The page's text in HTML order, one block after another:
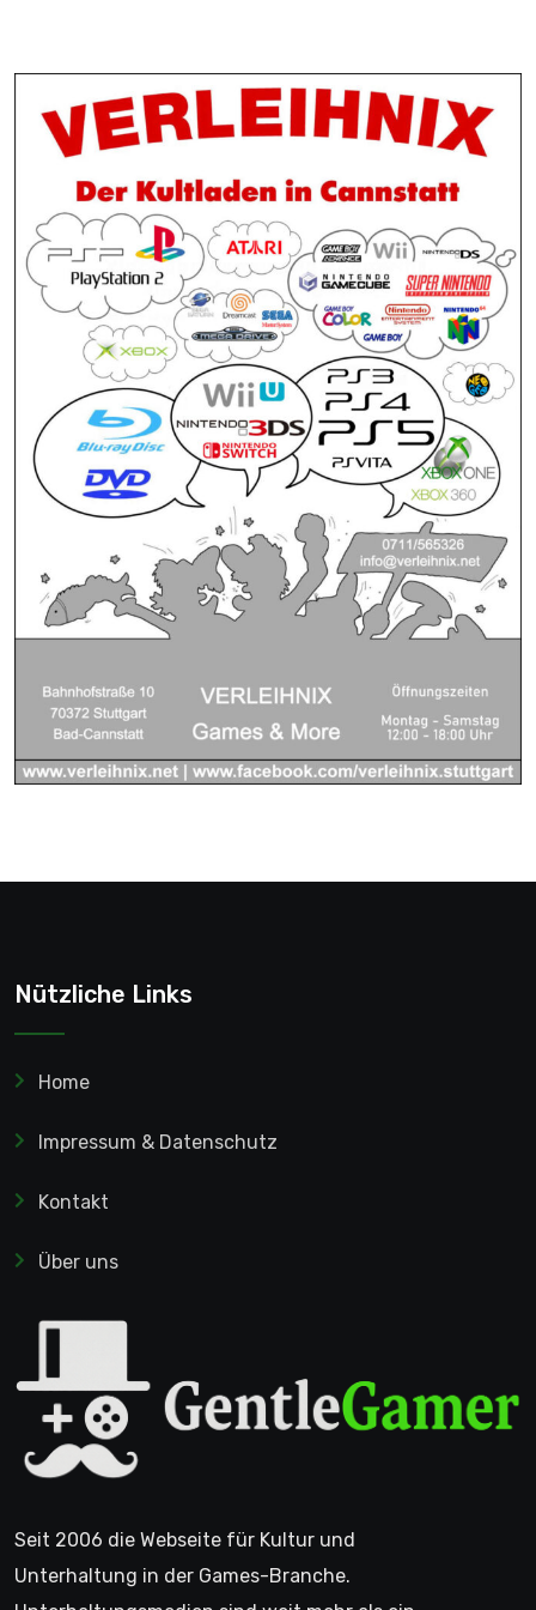
Nützliche Links
Home
Impressum & Datenschutz
Kontakt
Über uns
Seit 2006 die Webseite für Kultur und
Unterhaltung in der Games-Branche.